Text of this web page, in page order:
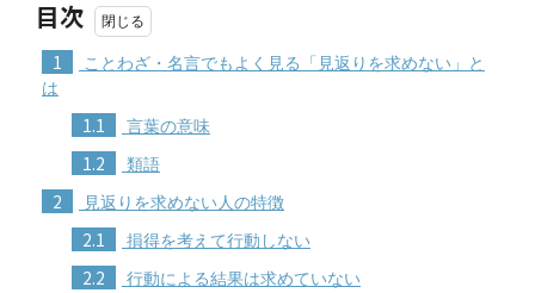
目次
1
ことわざ・名言でもよく見る「見返りを求めない」と
は
1.1 言葉の意味
1.2 類語
2 見返りを求めない人の特徴
2.1 損得を考えて行動しない
2.2 行動による結果は求めていない